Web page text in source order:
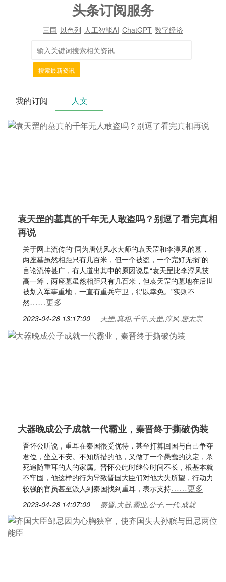
头条订阅服务
三国 以色列 人工智能AI ChatGPT 数字经济
搜索最新资讯
我的订阅 人文
袁天罡的墓真的千年无人敢盗吗？别逗了看完真相
再说
关于网上流传的“同为唐朝风水大师的袁天罡和李淳风的墓，
两座墓虽然相距只有几百米，但一个被盗，一个完好无损”的
言论流传甚广，有人道出其中的原因说是“袁天罡比李淳风技
高一筹，两座墓虽然相距只有几百米，但袁天罡的墓地在后世
被划入军事重地，一直有重兵守卫，得以幸免。”实则不
然……更多
2023-04-28 13:17:00 天罡,真相,千年,天罡,淳风,唐太宗
大器晚成公子成就一代霸业，秦晋终于撕破伪装
晋怀公听说，重耳在秦国很受优待，甚至打算回国与自己争夺
君位，坐立不安。不知所措的他，又做了一个愚蠢的决定，杀
死追随重耳的人的家属。晋怀公此时继位时间不长，根基本就
不牢固，他这样的行为导致晋国大臣们对他大失所望，行动力
较强的官员甚至派人到秦国找到重耳，表示支持……更多
2023-04-28 14:07:00 秦晋,大器,霸业,公子,一代,成就